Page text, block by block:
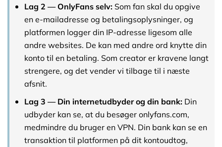
Lag 2 — OnlyFans selv: Som fan skal du opgive
en e-mailadresse og betalingsoplysninger, og
platformen logger din IP-adresse ligesom alle
andre websites. De kan med andre ord knytte din
konto til en betaling. Som creator er kravene langt
strengere, og det vender vi tilbage til i næste
afsnit.
Lag 3 — Din internetudbyder og din bank: Din
udbyder kan se, at du besøger onlyfans.com,
medmindre du bruger en VPN. Din bank kan se en
transaktion til platformen på dit kontoudtog,